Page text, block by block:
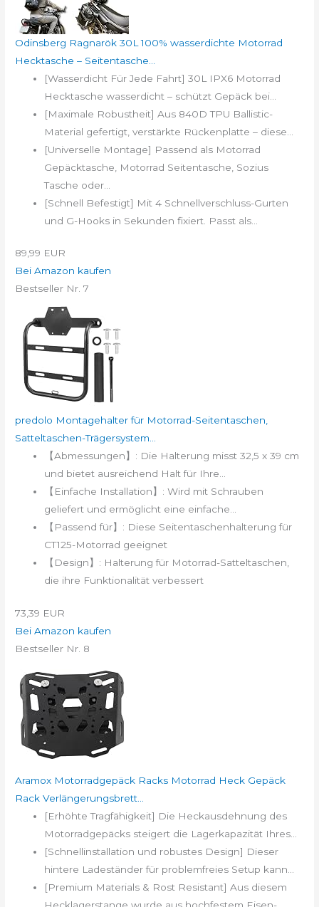
Odinsberg Ragnarök 30L 100% wasserdichte Motorrad
Hecktasche – Seitentasche...
[Wasserdicht Für Jede Fahrt] 30L IPX6 Motorrad
Hecktasche wasserdicht – schützt Gepäck bei...
[Maximale Robustheit] Aus 840D TPU Ballistic-
Material gefertigt, verstärkte Rückenplatte – diese...
[Universelle Montage] Passend als Motorrad
Gepäcktasche, Motorrad Seitentasche, Sozius
Tasche oder...
[Schnell Befestigt] Mit 4 Schnellverschluss-Gurten
und G-Hooks in Sekunden fixiert. Passt als...
89,99 EUR
Bei Amazon kaufen
Bestseller Nr. 7
predolo Montagehalter für Motorrad-Seitentaschen,
Satteltaschen-Trägersystem...
【Abmessungen】: Die Halterung misst 32,5 x 39 cm
und bietet ausreichend Halt für Ihre...
【Einfache Installation】: Wird mit Schrauben
geliefert und ermöglicht eine einfache...
【Passend für】: Diese Seitentaschenhalterung für
CT125-Motorrad geeignet
【Design】: Halterung für Motorrad-Satteltaschen,
die ihre Funktionalität verbessert
73,39 EUR
Bei Amazon kaufen
Bestseller Nr. 8
Aramox Motorradgepäck Racks Motorrad Heck Gepäck
Rack Verlängerungsbrett...
[Erhöhte Tragfähigkeit] Die Heckausdehnung des
Motorradgepäcks steigert die Lagerkapazität Ihres...
[Schnellinstallation und robustes Design] Dieser
hintere Ladeständer für problemfreies Setup kann...
[Premium Materials & Rost Resistant] Aus diesem
Hecklagerstange wurde aus hochfestem Eisen-